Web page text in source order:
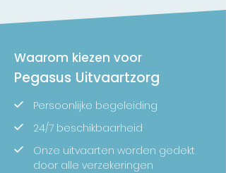
Waarom kiezen voor
Pegasus Uitvaartzorg
Persoonlijke begeleiding
24/7 beschikbaarheid
Onze uitvaarten worden gedekt
door alle verzekeringen